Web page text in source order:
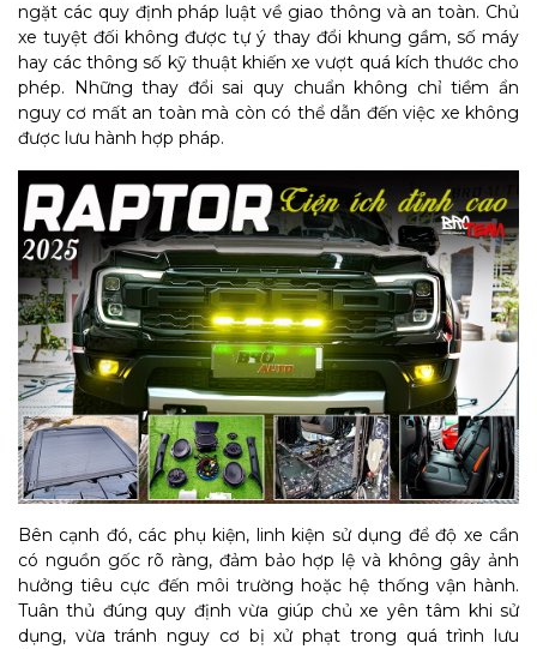
ngặt các quy định pháp luật về giao thông và an toàn. Chủ
xe tuyệt đối không được tự ý thay đổi khung gầm, số máy
hay các thông số kỹ thuật khiến xe vượt quá kích thước cho
phép. Những thay đổi sai quy chuẩn không chỉ tiềm ẩn
nguy cơ mất an toàn mà còn có thể dẫn đến việc xe không
được lưu hành hợp pháp.
Bên cạnh đó, các phụ kiện, linh kiện sử dụng để độ xe cần
có nguồn gốc rõ ràng, đảm bảo hợp lệ và không gây ảnh
hưởng tiêu cực đến môi trường hoặc hệ thống vận hành.
Tuân thủ đúng quy định vừa giúp chủ xe yên tâm khi sử
dụng, vừa tránh nguy cơ bị xử phạt trong quá trình lưu